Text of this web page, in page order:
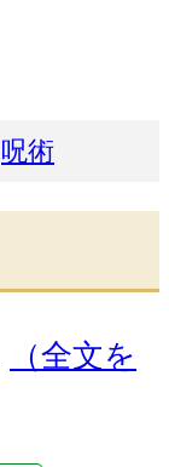
呪術
（全文を